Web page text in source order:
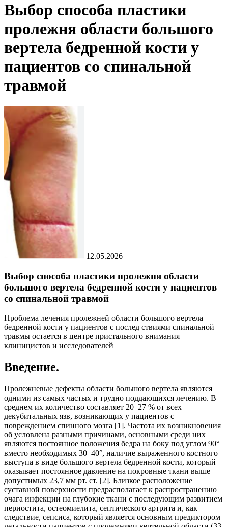
Выбор способа пластики
пролежня области большого
вертела бедренной кости у
пациентов со спинальной
травмой
12.05.2026
Выбор способа пластики пролежня области
большого вертела бедренной кости у пациентов
со спинальной травмой
Проблема лечения пролежней области большого вертела
бедренной кости у пациентов с послед ствиями спинальной
травмы остается в центре пристального внимания
клиницистов и исследователей
Введение.
Пролежневые дефекты области большого вертела являются
одними из самых частых и трудно поддающихся лечению. В
среднем их количество составляет 20–27 % от всех
декубитальных язв, возникающих у пациентов с
повреждением спинного мозга [1]. Частота их возникновения
об условлена разными причинами, основными среди них
являются постоянное положения бедра на боку под углом 90°
вместо необходимых 30–40°, наличие выраженного костного
выступа в виде большого вертела бедренной кости, который
оказывает постоянное давление на покровные ткани выше
допустимых 23,7 мм рт. ст. [2]. Близкое расположение
суставной поверхности предрасполагает к распространению
очага инфекции на глубокие ткани с последующим развитием
периостита, остеомиелита, септического артрита и, как
следствие, сепсиса, который является основным предиктором